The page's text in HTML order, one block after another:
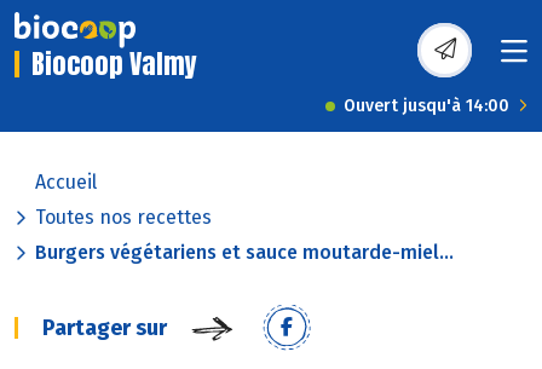
Biocoop Valmy
Ouvert jusqu'à 14:00
Accueil
Toutes nos recettes
Burgers végétariens et sauce moutarde-miel...
Partager sur